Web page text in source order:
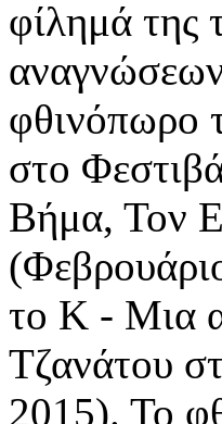
φίλημά της
φθινόπωρο
στο
Βήμα, Τον
το Κ - Μια
Τζανάτου
2015). Το